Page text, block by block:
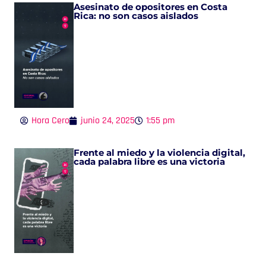
Asesinato de opositores en Costa
Rica: no son casos aislados
Hora Cero junio 24, 2025 1:55 pm
Frente al miedo y la violencia digital,
cada palabra libre es una victoria